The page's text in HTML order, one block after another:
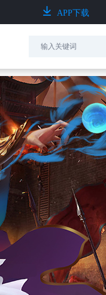
APP下载